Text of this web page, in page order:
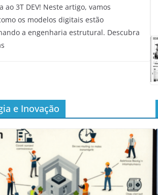
ao 3T DEV! Neste artigo, vamos
os modelos digitais estão
a engenharia estrutural. Descubra
e Inovação